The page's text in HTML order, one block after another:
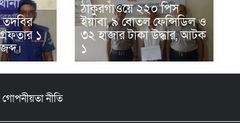
তদবির
১
ঠাকুরগাঁওয়ে ২২০ পিস
ইয়াবা, ৯ বোতল ফেন্সিডিল ও
৩২ হাজার টাকা উদ্ধার, আটক
১
গোপনীয়তা নীতি